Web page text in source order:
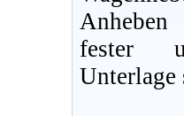
fester
Unterlage